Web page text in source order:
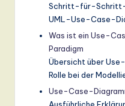
Schritt-für-Schritt-
UML-Use-Case-
Was ist ein Use-
Paradigm
Übersicht über
Rolle bei der
Use-Case-